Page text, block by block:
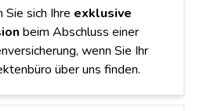
Sie sich Ihre exklusive
beim Abschluss einer
wenn Sie Ihr
über uns finden.